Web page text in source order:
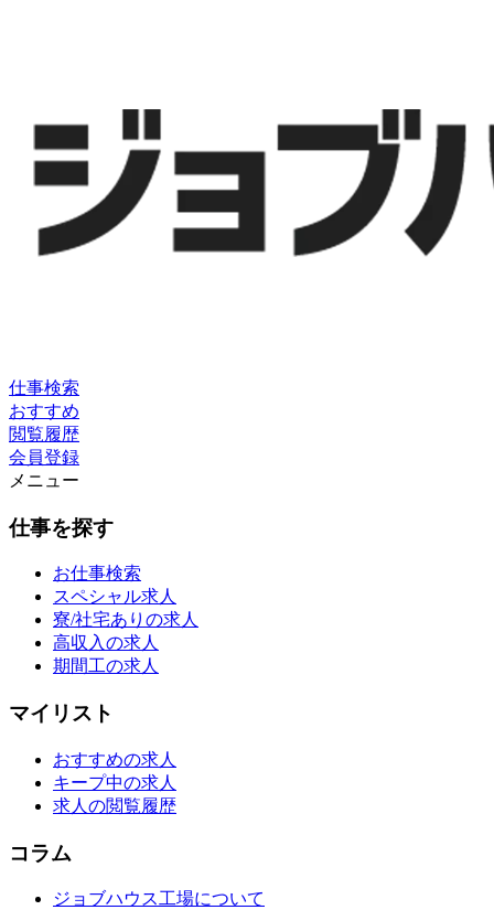
仕事検索
おすすめ
閲覧履歴
会員登録
メニュー
仕事を探す
お仕事検索
スペシャル求人
寮/社宅ありの求人
高収入の求人
期間工の求人
マイリスト
おすすめの求人
キープ中の求人
求人の閲覧履歴
コラム
ジョブハウス工場について